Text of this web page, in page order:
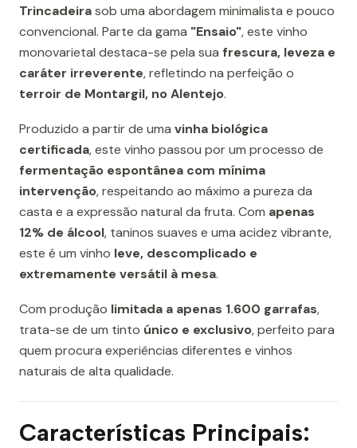
Trincadeirasob uma abordagem minimalista e pouco
convencional. Parte da gama "Ensaio", este vinho
monovarietal destaca-se pela sua frescura, leveza e
caráter irreverente, refletindo na perfeição o
terroir de Montargil, no Alentejo.
Produzido a partir de uma vinha biológica
certificada, este vinho passou por um processo de
fermentação espontânea com mínima
intervenção, respeitando ao máximo a pureza da
casta e a expressão natural da fruta. Com apenas
12% de álcool, taninos suaves e uma acidez vibrante,
este é um vinho leve, descomplicado e
extremamente versátil à mesa.
Com produção limitada a apenas 1.600 garrafas,
trata-se de um tinto único e exclusivo, perfeito para
quem procura experiências diferentes e vinhos
naturais de alta qualidade.
Características Principais: